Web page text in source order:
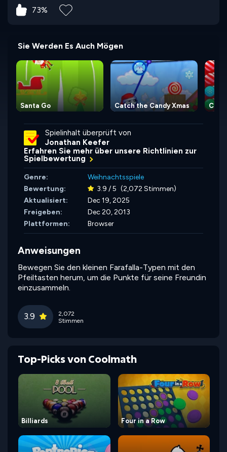
73%
Sie Werden Es Auch Mögen
Santa Go Catch the Candy Xmas
Spielinhalt überprüft von
Jonathan Keefer
Erfahren Sie mehr über unsere Richtlinien zur
Spielbewertung
Genre:
Weihnachtsspiele
Bewertung:
3.9 / 5 (2,072 Stimmen)
Aktualisiert:
Dec 19, 2025
Freigeben:
Dec 20, 2013
Plattformen:
Browser
Anweisungen
Bewegen Sie den kleinen Farafalla-Typen mit den
Pfeiltasten herum, um die Punkte für seine Freundin
einzusammeln.
3.9
2,072
Stimmen
Top-Picks von Coolmath
Billiards Four in a Row